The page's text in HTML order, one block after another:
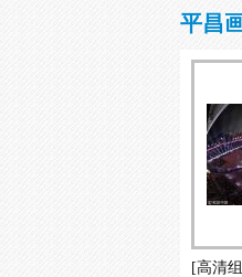
平昌
[高清